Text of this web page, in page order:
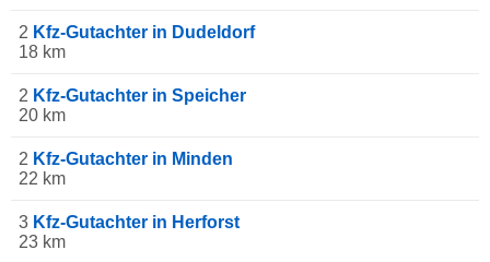
2 Kfz-Gutachter in Dudeldorf
18 km
2 Kfz-Gutachter in Speicher
20 km
2 Kfz-Gutachter in Minden
22 km
3 Kfz-Gutachter in Herforst
23 km